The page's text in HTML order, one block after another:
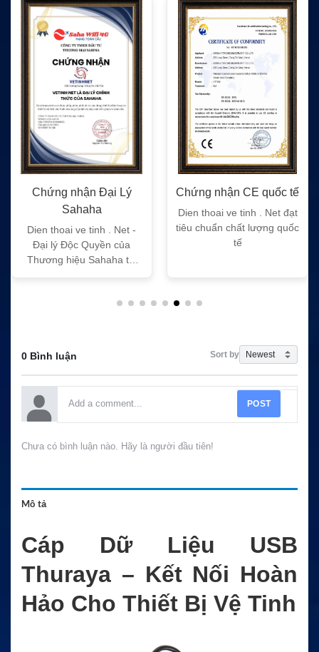
Chứng nhận Đại Lý
Sahaha
Dien thoai ve tinh . Net -
Đại lý Độc Quyền của
Thương hiệu Sahaha tại
Chứng nhận CE quốc tế
Dien thoai ve tinh . Net đạt
tiêu chuẩn chất lượng quốc
tế
0 Bình luận Sort by
POST
Chưa có bình luận nào. Hãy là người đầu tiên!
Mô tả
Cáp Dữ Liệu USB
Thuraya – Kết Nối Hoàn
Hảo Cho Thiết Bị Vệ Tinh